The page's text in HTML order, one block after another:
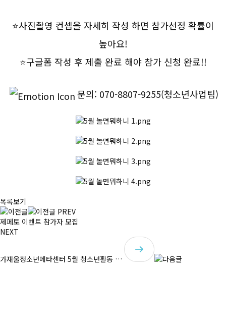
⭐사진촬영 컨셉을 자세히 작성 하면 참가선정 확률이
높아요!
⭐구글폼 작성 후 제출 완료 해야 참가 신청 완료!!
문의: 070-8807-9255(청소년사업팀)
목록보기
PREV
제페토 이벤트 참가자 모집
NEXT
가재울청소년메타센터 5월 청소년활동 …